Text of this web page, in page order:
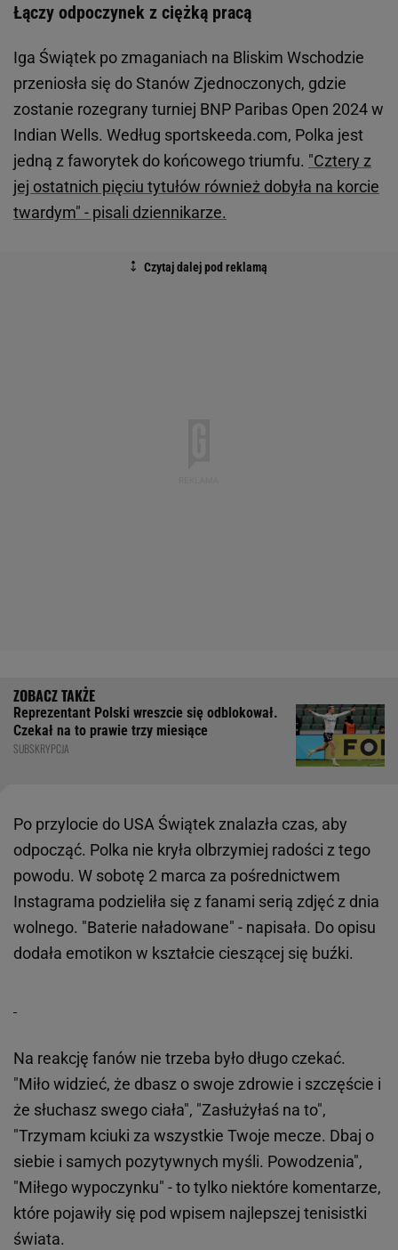
Łączy odpoczynek z ciężką pracą
Iga Świątek po zmaganiach na Bliskim Wschodzie
przeniosła się do Stanów Zjednoczonych, gdzie
zostanie rozegrany turniej BNP Paribas Open 2024 w
Indian Wells. Według sportskeeda.com, Polka jest
jedną z faworytek do końcowego triumfu. "Cztery z
jej ostatnich pięciu tytułów również dobyła na korcie
twardym" - pisali dziennikarze.
Reprezentant Polski wreszcie się odblokował.
Czekał na to prawie trzy miesiące
SUBSKRYPCJA
Po przylocie do USA Świątek znalazła czas, aby
odpocząć. Polka nie kryła olbrzymiej radości z tego
powodu. W sobotę 2 marca za pośrednictwem
Instagrama podzieliła się z fanami serią zdjęć z dnia
wolnego. "Baterie naładowane" - napisała. Do opisu
dodała emotikon w kształcie cieszącej się buźki.
Na reakcję fanów nie trzeba było długo czekać.
"Miło widzieć, że dbasz o swoje zdrowie i szczęście i
że słuchasz swego ciała", "Zasłużyłaś na to",
"Trzymam kciuki za wszystkie Twoje mecze. Dbaj o
siebie i samych pozytywnych myśli. Powodzenia",
"Miłego wypoczynku" - to tylko niektóre komentarze,
które pojawiły się pod wpisem najlepszej tenisistki
świata.